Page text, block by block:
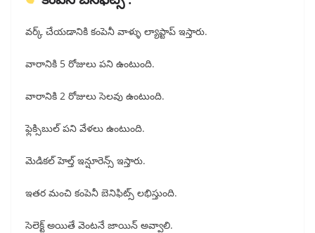
వర్క్ చేయడానికి కంపెనీ వాళ్ళు ల్యాప్టాప్ ఇస్తారు.
వారానికి 5 రోజులు పని ఉంటుంది.
వారానికి 2 రోజులు సెలవు ఉంటుంది.
ఫ్లెక్సిబుల్ పని వేళలు ఉంటుంది.
మెడికల్ హెల్త్ ఇన్షూరెన్స్ ఇస్తారు.
ఇతర మంచి కంపెనీ బెనిఫిట్స్ లభిస్తుంది.
సెలెక్ట్ అయితే వెంటనే జాయిన్ అవ్వాలి.